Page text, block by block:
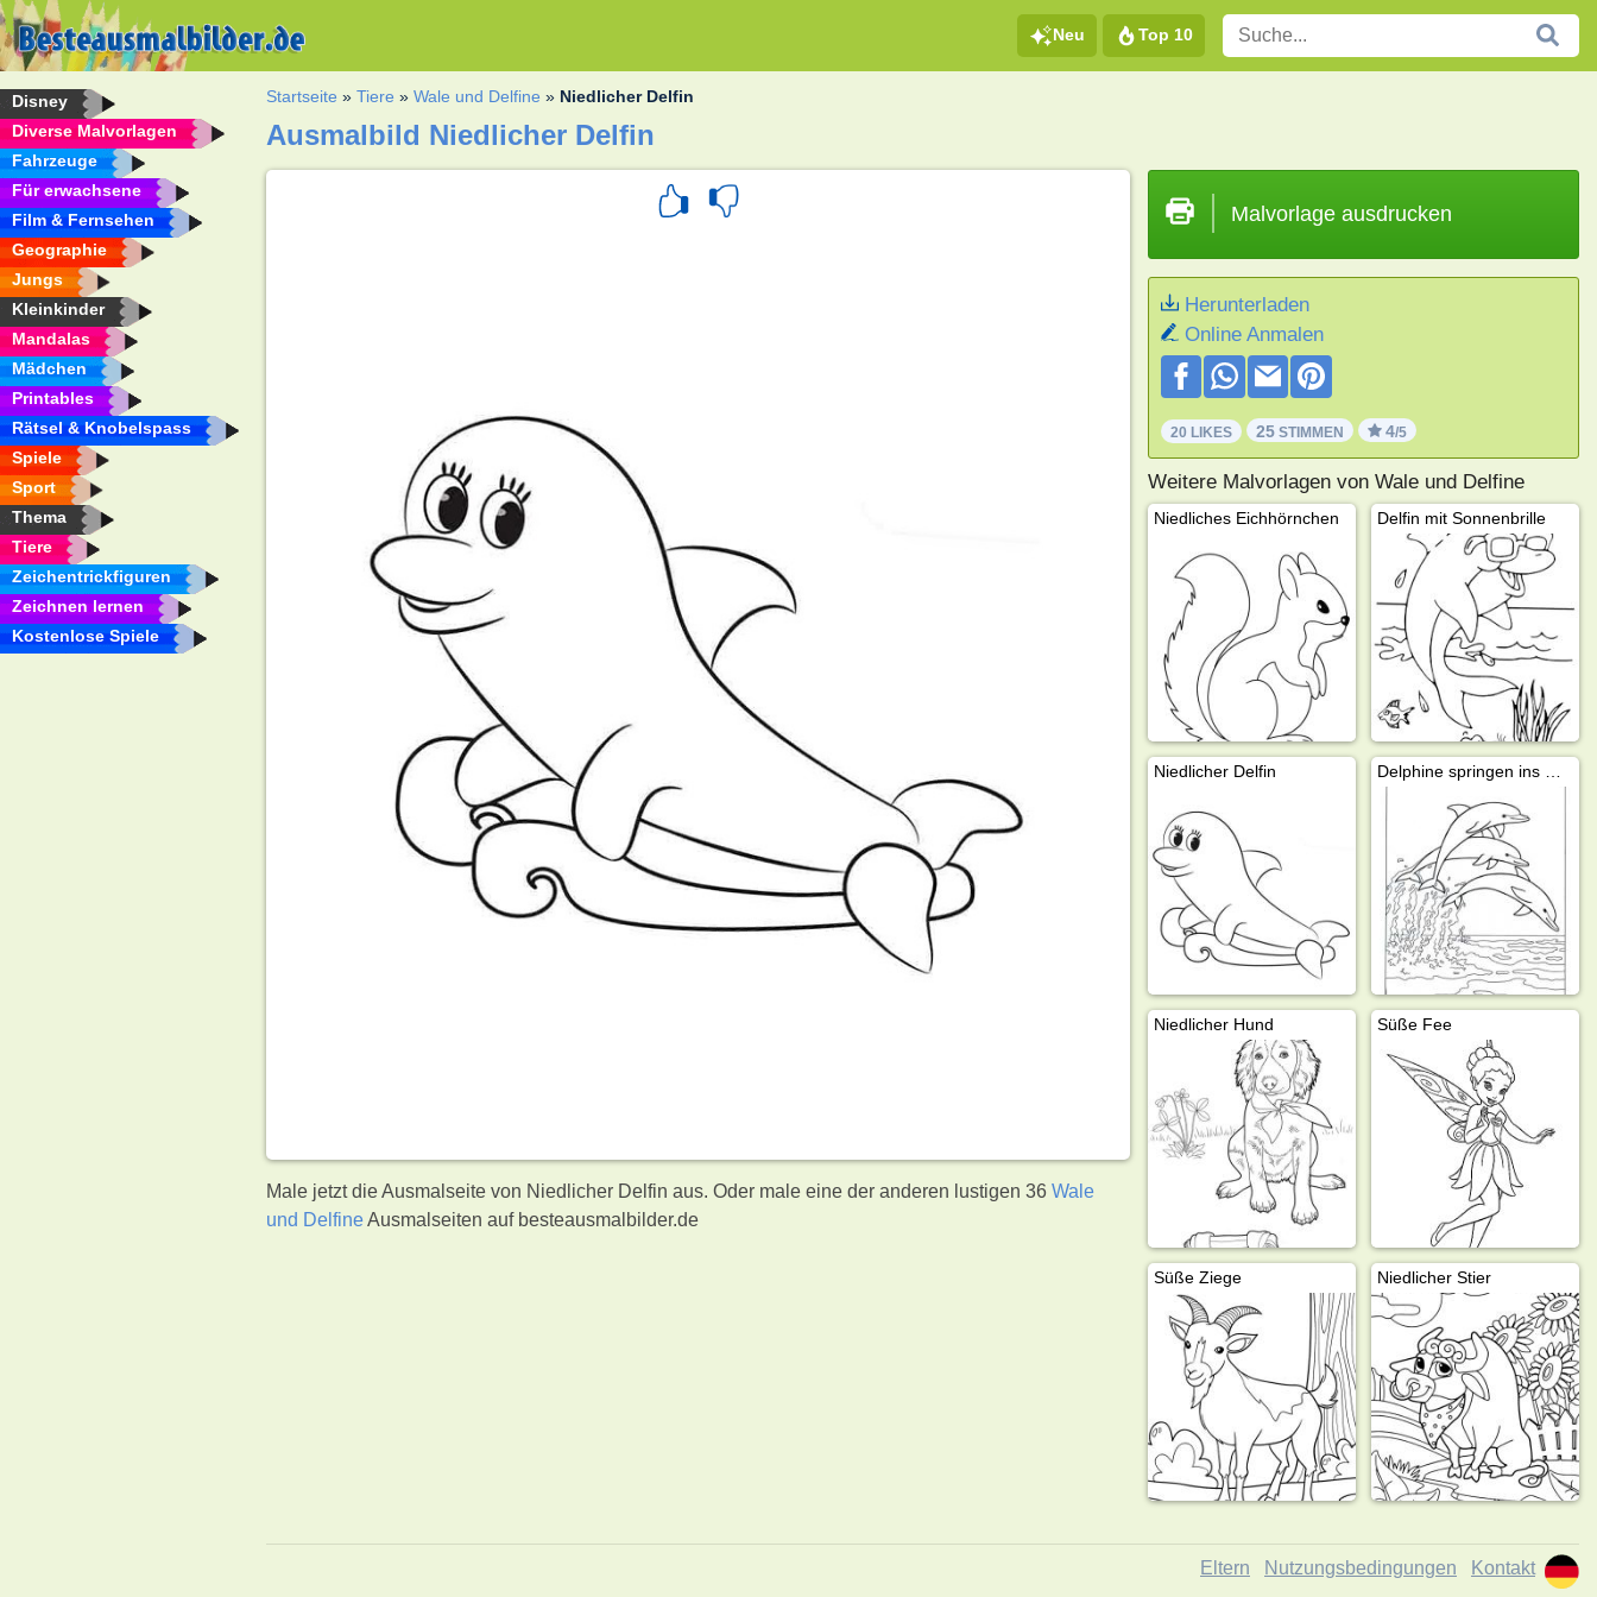
Neu Top 10
Disney
Diverse Malvorlagen
Fahrzeuge
Für erwachsene
Film & Fernsehen
Geographie
Jungs
Kleinkinder
Mandalas
Mädchen
Printables
Rätsel & Knobelspass
Spiele
Sport
Thema
Tiere
Zeichentrickfiguren
Zeichnen lernen
Kostenlose Spiele
Startseite »Tiere »Wale und Delfine » Niedlicher Delfin
Ausmalbild Niedlicher Delfin
Male jetzt die Ausmalseite von Niedlicher Delfin aus. Oder male eine der anderen lustigen 36Wale
und DelfineAusmalseiten auf besteausmalbilder.de
Malvorlage ausdrucken
Herunterladen
Online Anmalen
20 LIKES 25STIMMEN 4/5
Weitere Malvorlagen von Wale und Delfine
Niedliches Eichhörnchen Delfin mit Sonnenbrille
Niedlicher Delfin
Niedlicher Hund Süße Fee
Süße Ziege Niedlicher Stier
Eltern Nutzungsbedingungen Kontakt